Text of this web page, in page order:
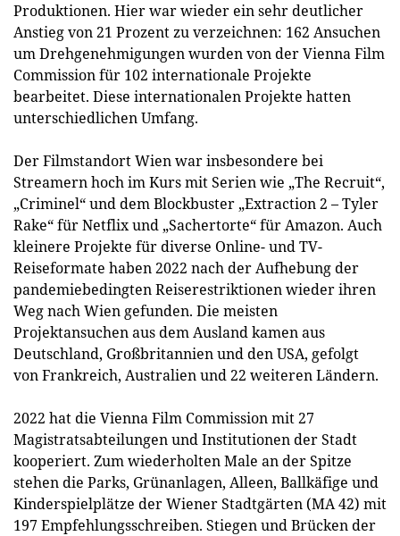
Produktionen. Hier war wieder ein sehr deutlicher
Anstieg von 21 Prozent zu verzeichnen: 162 Ansuchen
um Drehgenehmigungen wurden von der Vienna Film
Commission für 102 internationale Projekte
bearbeitet. Diese internationalen Projekte hatten
unterschiedlichen Umfang.
Der Filmstandort Wien war insbesondere bei
Streamern hoch im Kurs mit Serien wie „The Recruit“,
„Criminel“ und dem Blockbuster ­„Extraction 2 – Tyler
Rake“ für Netflix und „Sachertorte“ für Amazon. Auch
kleinere Projekte für diverse Online- und TV-
Reiseformate haben 2022 nach der Aufhebung der
pandemiebedingten Reiserestriktionen wieder ihren
Weg nach Wien gefunden. Die meisten
Projektansuchen aus dem Ausland kamen aus
Deutschland, Großbritannien und den USA, gefolgt
von Frankreich, Australien und 22 weiteren Ländern.
2022 hat die Vienna Film Commission mit 27
Magistratsabteilungen und Institutionen der Stadt
kooperiert. Zum wiederholten Male an der Spitze
stehen die Parks, Grünanlagen, Alleen, Ballkäfige und
Kinderspielplätze der Wiener Stadtgärten (MA 42) mit
197 Empfehlungsschreiben. Stiegen und Brücken der